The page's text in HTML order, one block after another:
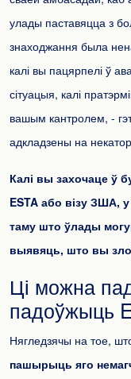
улады паставяцца з
знаходжання была
калі вы пацярпелі ў
сітуацыя, калі
вашым кантролем, -
адкладзены на
Калі вы захочаце ў
ESTA або візу ЗША,
таму што ўлады
выявяць, што вы
Ці можна
падоўжыць
Нягледзячы на ​​тое,
пашырыць яго